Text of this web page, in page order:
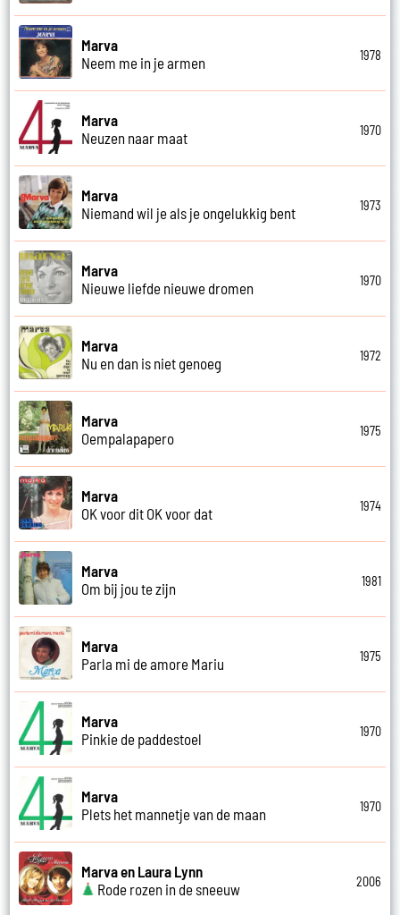
Marva
Neem me in je armen
1978
Marva
Neuzen naar maat
1970
Marva
Niemand wil je als je ongelukkig bent
1973
Marva
Nieuwe liefde nieuwe dromen
1970
Marva
Nu en dan is niet genoeg
1972
Marva
Oempalapapero
1975
Marva
OK voor dit OK voor dat
1974
Marva
Om bij jou te zijn
1981
Marva
Parla mi de amore Mariu
1975
Marva
Pinkie de paddestoel
1970
Marva
Plets het mannetje van de maan
1970
Marva en Laura Lynn
Rode rozen in de sneeuw
2006